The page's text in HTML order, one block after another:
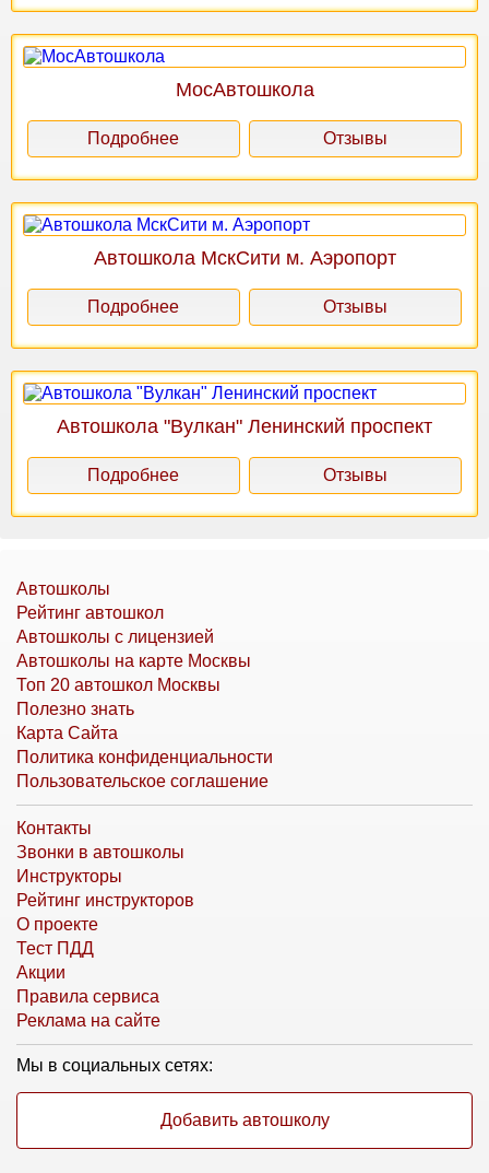
МосАвтошкола
Подробнее Отзывы
Автошкола МскСити м. Аэропорт
Подробнее Отзывы
Автошкола "Вулкан" Ленинский проспект
Подробнее Отзывы
Автошколы
Рейтинг автошкол
Автошколы с лицензией
Автошколы на карте Москвы
Топ 20 автошкол Москвы
Полезно знать
Карта Сайта
Политика конфиденциальности
Пользовательское соглашение
Контакты
Звонки в автошколы
Инструкторы
Рейтинг инструкторов
О проекте
Тест ПДД
Акции
Правила сервиса
Реклама на сайте
Мы в социальных сетях:
Добавить автошколу